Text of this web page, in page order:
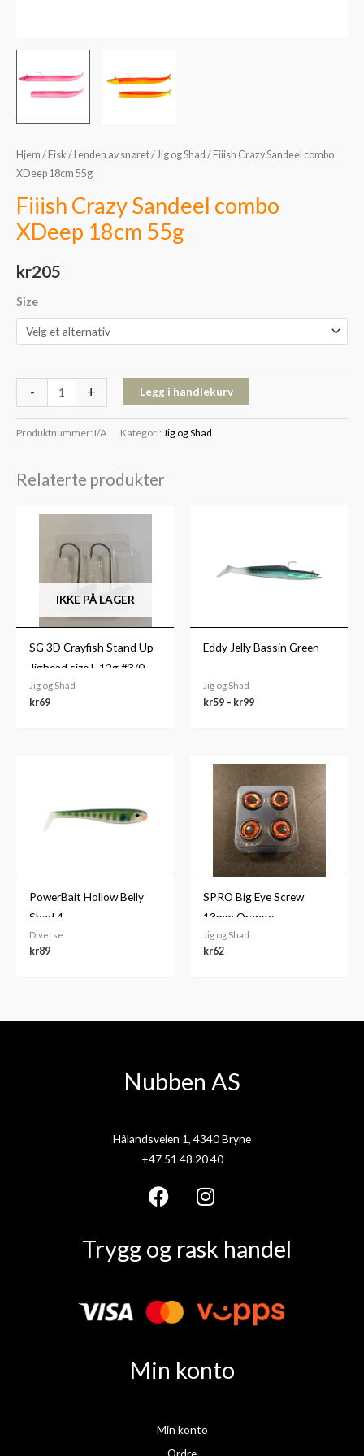
Hjem / Fisk / I enden av snøret/ Jig og Shad / Fiiish Crazy Sandeel combo
XDeep 18cm 55g
Fiiish Crazy Sandeel combo
XDeep 18cm 55g
kr205
Size
- + Legg i handlekurv
Produktnummer: I/A Kategori: Jig og Shad
Relaterte produkter
IKKE PÅ LAGER
SG 3D Crayfish Stand Up
Jighead size L 12g #3/0
2pcs
Jig og Shad
kr69
Eddy Jelly Bassin Green
Jig og Shad
kr59 – kr99
PowerBait Hollow Belly
Shad 4
Diverse
kr89
SPRO Big Eye Screw
13mm Orange
Jig og Shad
kr62
Nubben AS
Hålandsveien 1, 4340 Bryne
+47 51 48 20 40
F
c
b
o
I
s
g
m
Trygg og rask handel
Min konto
Min konto
Ordre